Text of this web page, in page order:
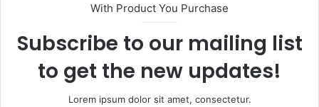
e
With Product You Purchase
Subscribe to our mailing list
to get the new updates!
Lorem ipsum dolor sit amet, consectetur.